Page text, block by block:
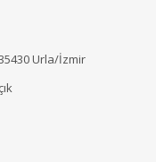
Urla/İzmir